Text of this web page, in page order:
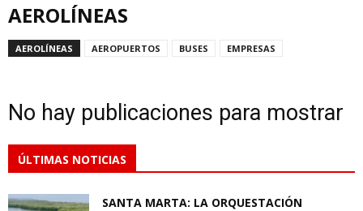
AEROLÍNEAS
AEROLÍNEAS AEROPUERTOS BUSES EMPRESAS
No hay publicaciones para mostrar
ÚLTIMAS NOTICIAS
SANTA MARTA: LA ORQUESTACIÓN